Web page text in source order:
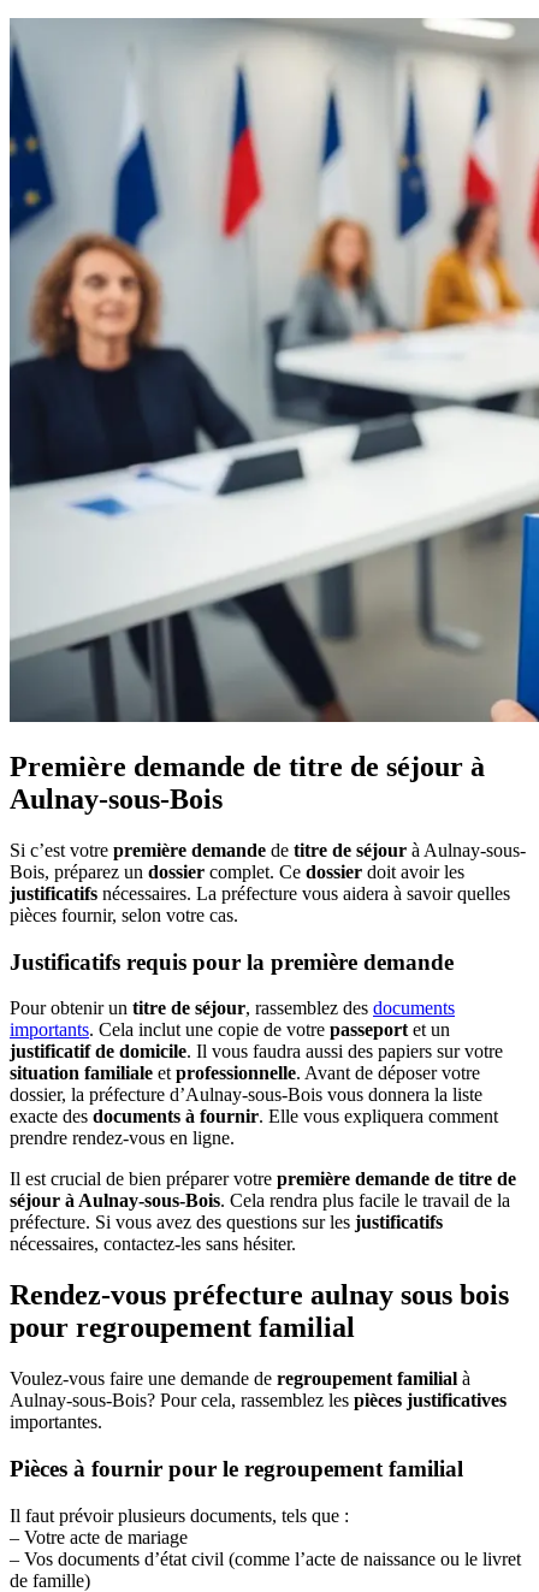
Première demande de titre de séjour à
Aulnay-sous-Bois
Si c’est votre première demande de titre de séjour à Aulnay-sous-
Bois, préparez un dossier complet. Ce dossier doit avoir les
justificatifs nécessaires. La préfecture vous aidera à savoir quelles
pièces fournir, selon votre cas.
Justificatifs requis pour la première demande
Pour obtenir un titre de séjour, rassemblez des documents
importants. Cela inclut une copie de votre passeportet un
justificatif de domicile. Il vous faudra aussi des papiers sur votre
situation familiale etprofessionnelle. Avant de déposer votre
dossier, la préfecture d’Aulnay-sous-Bois vous donnera la liste
exacte des documents à fournir. Elle vous expliquera comment
prendre rendez-vous en ligne.
Il est crucial de bien préparer votre première demande de titre de
séjour à Aulnay-sous-Bois. Cela rendra plus facile le travail de la
préfecture. Si vous avez des questions sur les justificatifs
nécessaires, contactez-les sans hésiter.
Rendez-vous préfecture aulnay sous bois
pour regroupement familial
Voulez-vous faire une demande de regroupement familial à
Aulnay-sous-Bois? Pour cela, rassemblez les pièces justificatives
importantes.
Pièces à fournir pour le regroupement familial
Il faut prévoir plusieurs documents, tels que :
– Votre acte de mariage
– Vos documents d’état civil (comme l’acte de naissance ou le livret
de famille)